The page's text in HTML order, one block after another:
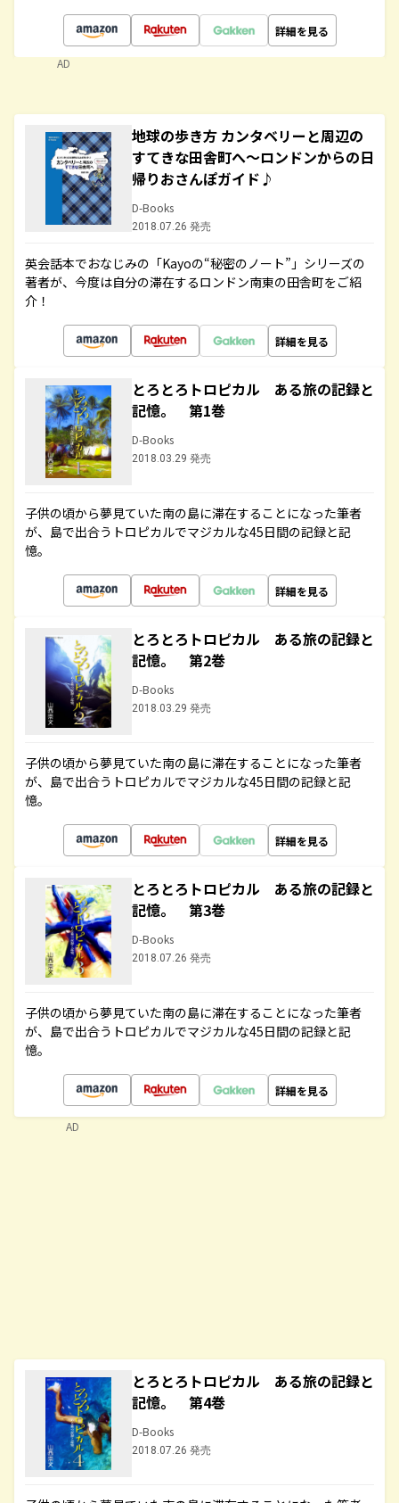
詳細を見る
AD
地球の歩き方 カンタベリーと周辺の
すてきな田舎町へ～ロンドンからの日
帰りおさんぽガイド♪
D-Books
2018.07.26 発売
英会話本でおなじみの「Kayoの“秘密のノート”」シリーズの
著者が、今度は自分の滞在するロンドン南東の田舎町をご紹
介！
詳細を見る
とろとろトロピカル ある旅の記録と
記憶。 第1巻
D-Books
2018.03.29 発売
子供の頃から夢見ていた南の島に滞在することになった筆者
が、島で出合うトロピカルでマジカルな45日間の記録と記
憶。
詳細を見る
とろとろトロピカル ある旅の記録と
記憶。 第2巻
D-Books
2018.03.29 発売
子供の頃から夢見ていた南の島に滞在することになった筆者
が、島で出合うトロピカルでマジカルな45日間の記録と記
憶。
詳細を見る
とろとろトロピカル ある旅の記録と
記憶。 第3巻
D-Books
2018.07.26 発売
子供の頃から夢見ていた南の島に滞在することになった筆者
が、島で出合うトロピカルでマジカルな45日間の記録と記
憶。
詳細を見る
とろとろトロピカル ある旅の記録と
記憶。 第4巻
D-Books
2018.07.26 発売
AD